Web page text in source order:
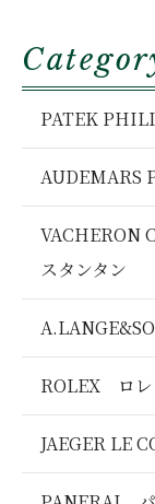
PATEK
AUDEMARS
VACHERON
スタンタン
ROLEX ロレ
JAEGER LE